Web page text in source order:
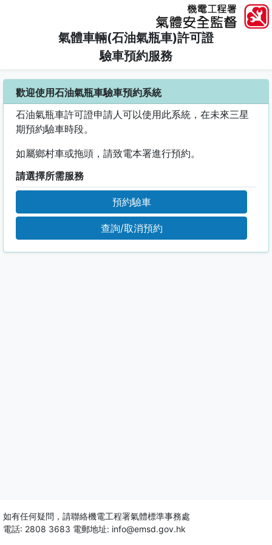
氣體車輛(石油氣瓶車)許可證
驗車預約服務
歡迎使用石油氣瓶車驗車預約系統
石油氣瓶車許可證申請人可以使用此系統，在未來三星
期預約驗車時段。
如屬鄉村車或拖頭，請致電本署進行預約。
請選擇所需服務
預約驗車
查詢/取消預約
如有任何疑問，請聯絡機電工程署氣體標準事務處
電話: 2808 3683 電郵地址: info@emsd.gov.hk